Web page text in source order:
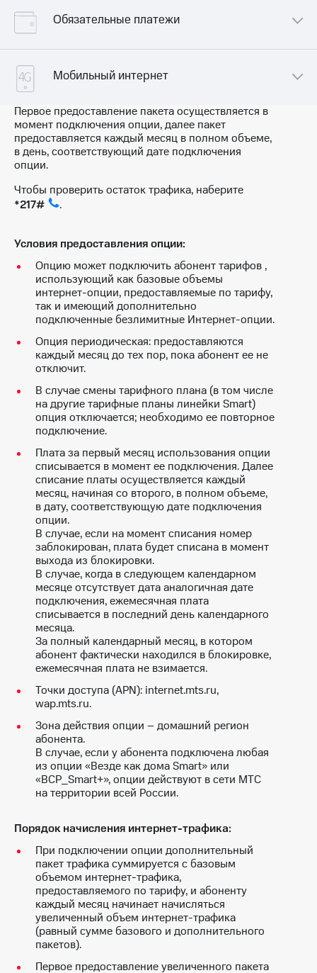
красивый
SIM-
карту
Перейти
на
eSIM
Для дома
и подключите
ТВ
Тарифы
Интернет,
ТВ и телефон
для дома
Услуги
Акции
Домашний
интернет
ТВ
Спутниковое
ТВ
Домашний
телефон
Перейти
в МТС
со своим
номером
Поддержка
и подписки
МТС
Premium
на гигабайты
интернета,
фильмы,
музыка
и многое
другое
группа
Скидка
на тарифы,
общие
подписки
и услуги,
доступ
к геолокации
Кино,
ТВ и телефон
Услуги
кабинет
интернета
и
ТВ
спутникового
Мой
Акции
Видеонаблюдение
для дома
149 ₽/
мес
МТС
Premium
Подписка
на гигабайты
интернета,
фильмы,
музыка
и многое
другое
Семейная
группа
Скидка
на тарифы,
общие
подписки
и услуги,
доступ
к геолокации
Сертификаты
безопасности
Всё
под
рукой
в Мой МТС
Посмотрите,
полезного
в нашем
приложении
КИОН
КИОН
Музыка
КИОН
Обязательные платежи
75.00 руб./мес.
Мобильный интернет
1 МБ Интернет-трафика в пределах
дополнительного пакета
0.00 руб.
Дополнительный пакет интернет-трафика
Первое предоставление пакета осуществляется в
момент подключения опции, далее пакет
предоставляется каждый месяц в полном объеме,
в день, соответствующий дате подключения
опции.
Чтобы проверить остаток трафика, наберите
*217#
.
Условия предоставления опции:
Опцию может подключить абонент тарифов ,
использующий как базовые объемы
интернет-опции, предоставляемые по тарифу,
так и имеющий дополнительно
подключенные безлимитные Интернет-опции.
Опция периодическая: предоставляются
каждый месяц до тех пор, пока абонент ее не
отключит.
В случае смены тарифного плана (в том числе
на другие тарифные планы линейки Smart)
опция отключается; необходимо ее повторное
подключение.
Плата за первый месяц использования опции
списывается в момент ее подключения. Далее
списание платы осуществляется каждый
месяц, начиная со второго, в полном объеме,
в дату, соответствующую дате подключения
опции.
В случае, если на момент списания номер
заблокирован, плата будет списана в момент
выхода из блокировки.
В случае, когда в следующем календарном
месяце отсутствует дата аналогичная дате
подключения, ежемесячная плата
списывается в последний день календарного
месяца.
За полный календарный месяц, в котором
абонент фактически находился в блокировке,
ежемесячная плата не взимается.
Точки доступа (APN): internet.mts.ru,
wap.mts.ru.
Зона действия опции – домашний регион
абонента.
В случае, если у абонента подключена любая
из опции «Везде как дома Smart» или
«ВСР_Smart+», опции действуют в сети МТС
на территории всей России.
Порядок начисления интернет-трафика:
При подключении опции дополнительный
пакет трафика суммируется с базовым
объемом интернет-трафика,
предоставляемого по тарифу, и абоненту
каждый месяц начинает начисляться
увеличенный объем интернет-трафика
(равный сумме базового и дополнительного
пакетов).
Первое предоставление увеличенного пакета